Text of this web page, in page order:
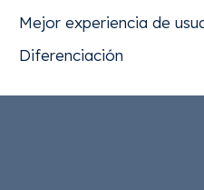
Mejor experiencia de
Diferenciación